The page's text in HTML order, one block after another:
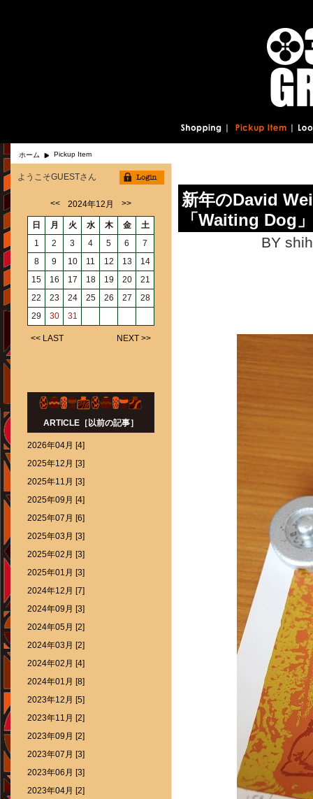
ホーム Pickup Item
新年のDavid
「Waiting
BY
ようこそGUESTさん
<< 2024年12月 >>
日 月 火 水 木 金
土
1
2 3 4 5 6
7
8
9 10 11 12 13
14
15
16 17 18 19 20
21
22
23 24 25 26 27
28
29
30 31
<< LAST NEXT >>
ARTICLE［以前の記事］
2026年04月 [4]
2025年12月 [3]
2025年11月 [3]
2025年09月 [4]
2025年07月 [6]
2025年03月 [3]
2025年02月 [3]
2025年01月 [3]
2024年12月 [7]
2024年09月 [3]
2024年05月 [2]
2024年03月 [2]
2024年02月 [4]
2024年01月 [8]
2023年12月 [5]
2023年11月 [2]
2023年09月 [2]
2023年07月 [3]
2023年06月 [3]
2023年04月 [2]